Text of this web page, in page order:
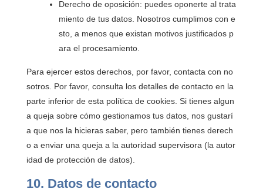
Derecho de oposición: puedes oponerte al trata
miento de tus datos. Nosotros cumplimos con e
sto, a menos que existan motivos justificados p
ara el procesamiento.
Para ejercer estos derechos, por favor, contacta con no
sotros. Por favor, consulta los detalles de contacto en la
parte inferior de esta política de cookies. Si tienes algun
a queja sobre cómo gestionamos tus datos, nos gustarí
a que nos la hicieras saber, pero también tienes derech
o a enviar una queja a la autoridad supervisora (la autor
idad de protección de datos).
10. Datos de contacto